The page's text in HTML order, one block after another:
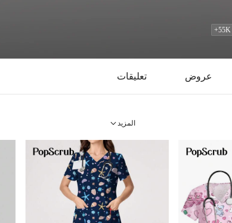
عروض تعليقات
المزيد